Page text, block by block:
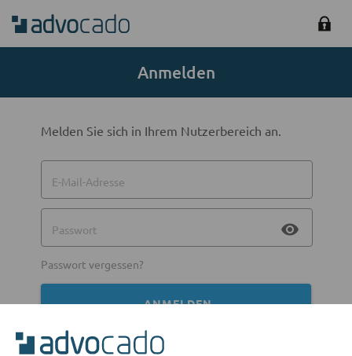
Anmelden
Melden Sie sich in Ihrem Nutzerbereich an.
E-Mail-Adresse
Passwort visibility
Passwort vergessen?
ANMELDEN